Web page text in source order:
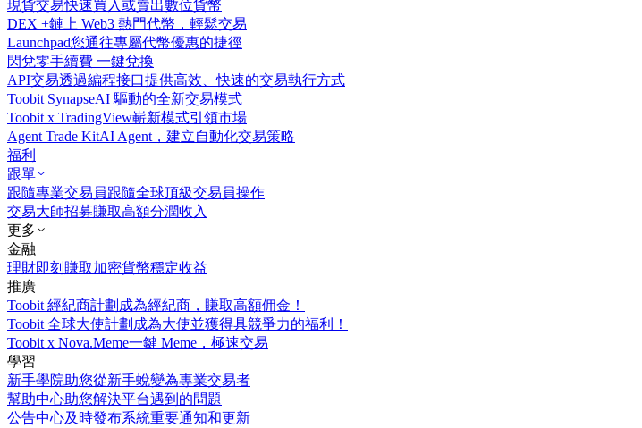
現貨交易快速買入或賣出數位貨幣
DEX +鏈上 Web3 熱門代幣，輕鬆交易
Launchpad您通往專屬代幣優惠的捷徑
閃兌零手續費 一鍵兌換
API交易透過編程接口提供高效、快速的交易執行方式
Toobit SynapseAI 驅動的全新交易模式
Toobit x TradingView嶄新模式引領市場
Agent Trade KitAI Agent，建立自動化交易策略
福利
跟單
跟隨專業交易員跟隨全球頂級交易員操作
交易大師招募賺取高額分潤收入
更多
金融
理財即刻賺取加密貨幣穩定收益
推廣
Toobit 經紀商計劃 成為經紀商，賺取高額佣金！
Toobit 全球大使計劃 成為大使並獲得具競爭力的福利！
Toobit x Nova.Meme一鍵 Meme，極速交易
學習
新手學院助您從新手蛻變為專業交易者
幫助中心助您解決平台遇到的問題
公告中心及時發布系統重要通知和更新